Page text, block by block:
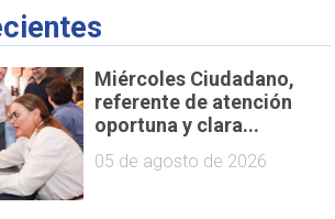
Miércoles Ciudadano,
referente de atención
oportuna y clara...
05 de agosto de 2026